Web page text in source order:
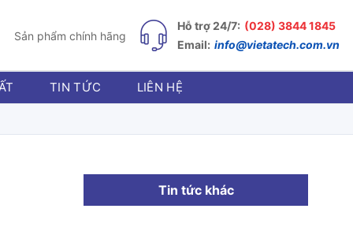
Sản phẩm chính hãng
Hỗ trợ 24/7: (028) 3844 1845
Email: info@vietatech.com.vn
TIN TỨC LIÊN HỆ
Tin tức khác